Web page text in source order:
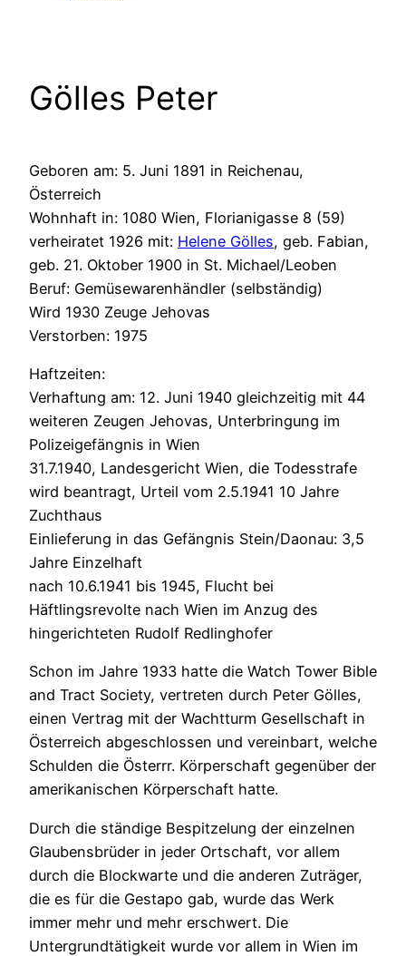
Gölles Peter
Geboren am: 5. Juni 1891 in Reichenau,
Österreich
Wohnhaft in: 1080 Wien, Florianigasse 8 (59)
verheiratet 1926 mit: Helene Gölles, geb. Fabian,
geb. 21. Oktober 1900 in St. Michael/Leoben
Beruf: Gemüsewarenhändler (selbständig)
Wird 1930 Zeuge Jehovas
Verstorben: 1975
Haftzeiten:
Verhaftung am: 12. Juni 1940 gleichzeitig mit 44
weiteren Zeugen Jehovas, Unterbringung im
Polizeigefängnis in Wien
31.7.1940, Landesgericht Wien, die Todesstrafe
wird beantragt, Urteil vom 2.5.1941 10 Jahre
Zuchthaus
Einlieferung in das Gefängnis Stein/Daonau: 3,5
Jahre Einzelhaft
nach 10.6.1941 bis 1945, Flucht bei
Häftlingsrevolte nach Wien im Anzug des
hingerichteten Rudolf Redlinghofer
Schon im Jahre 1933 hatte die Watch Tower Bible
and Tract Society, vertreten durch Peter Gölles,
einen Vertrag mit der Wachtturm Gesellschaft in
Österreich abgeschlossen und vereinbart, welche
Schulden die Österrr. Körperschaft gegenüber der
amerikanischen Körperschaft hatte.
Durch die ständige Bespitzelung der einzelnen
Glaubensbrüder in jeder Ortschaft, vor allem
durch die Blockwarte und die anderen Zuträger,
die es für die Gestapo gab, wurde das Werk
immer mehr und mehr erschwert. Die
Untergrundtätigkeit wurde vor allem in Wien im